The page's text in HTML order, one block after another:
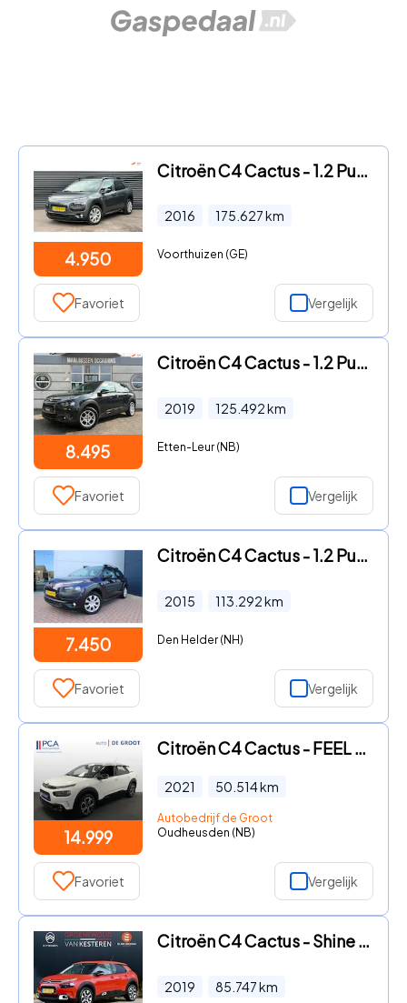
4.950
Citroën C4 Cactus - 1.2 PureTech Feel | Navigatie | Camera | nieuwe distributier
2016 175.627km
Voorthuizen (GE)
Favoriet Vergelijk
8.495
Citroën C4 Cactus - 1.2 PureTech Business |Clima|Cruise|PDC|
2019 125.492km
Etten-Leur (NB)
Favoriet Vergelijk
7.450
Citroën C4 Cactus - 1.2 PureTech Business Airco Navi Camera
2015 113.292km
Den Helder (NH)
Favoriet Vergelijk
14.999
Citroën C4 Cactus - FEEL 110pk Navi+Carplay | Airco | Cruise | Camera
2021 50.514km
Autobedrijf de Groot
Oudheusden (NB)
Favoriet Vergelijk
Citroën C4 Cactus - Shine 110pk I Automaat I Navi I Trekhaak I
2019 85.747km